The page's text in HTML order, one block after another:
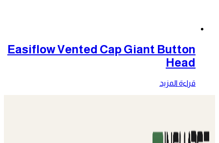
Easiflow Vented Cap Giant Button
Head
قراءة المزيد